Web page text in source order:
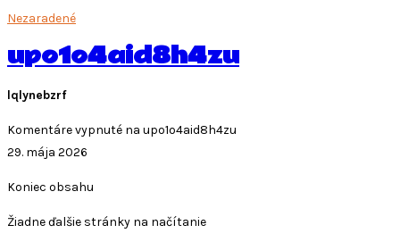
Nezaradené
upo1o4aid8h4zu
lqlynebzrf
Komentáre vypnuté na upo1o4aid8h4zu
29. mája 2026
Koniec obsahu
Žiadne ďalšie stránky na načítanie